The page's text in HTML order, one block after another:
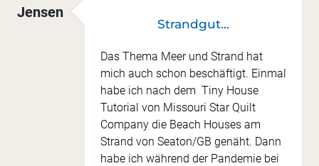
Jensen
Strandgut...
Das Thema Meer und Strand hat
mich auch schon beschäftigt. Einmal
habe ich nach dem Tiny House
Tutorial von Missouri Star Quilt
Company die Beach Houses am
Strand von Seaton/GB genäht. Dann
habe ich während der Pandemie bei